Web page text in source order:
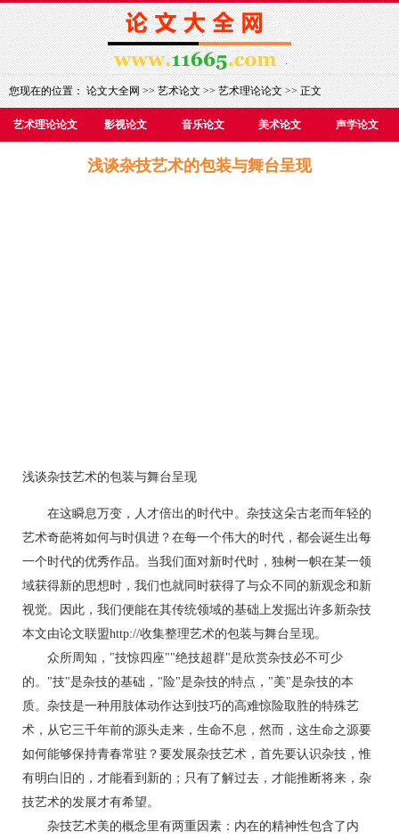
您现在的位置：论文大全网>>艺术论文>>艺术理论论文>> 正文
艺术理论论文 影视论文 音乐论文 美术论文 声学论文
浅谈杂技艺术的包装与舞台呈现
浅谈杂技艺术的包装与舞台呈现
在这瞬息万变，人才倍出的时代中。杂技这朵古老而年轻的
艺术奇葩将如何与时俱进？在每一个伟大的时代，都会诞生出每
一个时代的优秀作品。当我们面对新时代时，独树一帜在某一领
域获得新的思想时，我们也就同时获得了与众不同的新观念和新
视觉。因此，我们便能在其传统领域的基础上发掘出许多新杂技
本文由论文联盟http://收集整理艺术的包装与舞台呈现。
众所周知，"技惊四座""绝技超群"是欣赏杂技必不可少
的。"技"是杂技的基础，"险"是杂技的特点，"美"是杂技的本
质。杂技是一种用肢体动作达到技巧的高难惊险取胜的特殊艺
术，从它三千年前的源头走来，生命不息，然而，这生命之源要
如何能够保持青春常驻？要发展杂技艺术，首先要认识杂技，惟
有明白旧的，才能看到新的；只有了解过去，才能推断将来，杂
技艺术的发展才有希望。
杂技艺术美的概念里有两重因素：内在的精神性包含了内